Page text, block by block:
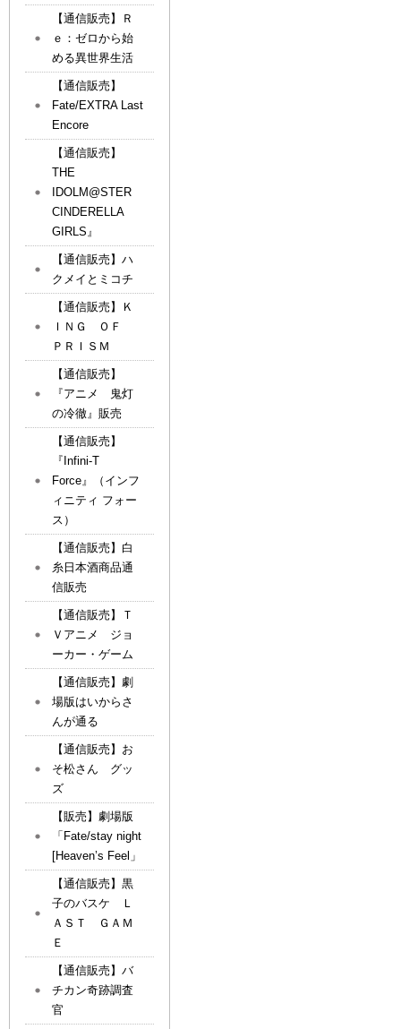
【通信販売】Ｒ
ｅ：ゼロから始
める異世界生活
【通信販売】
Fate/EXTRA Last
Encore
【通信販売】
THE
IDOLM@STER
CINDERELLA
GIRLS』
【通信販売】ハ
クメイとミコチ
【通信販売】Ｋ
ＩＮＧ ＯＦ
ＰＲＩＳＭ
【通信販売】
『アニメ 鬼灯
の冷徹』販売
【通信販売】
『Infini-T
Force』（インフ
ィニティ フォー
ス）
【通信販売】白
糸日本酒商品通
信販売
【通信販売】Ｔ
Ｖアニメ ジョ
ーカー・ゲーム
【通信販売】劇
場版はいからさ
んが通る
【通信販売】お
そ松さん グッ
ズ
【販売】劇場版
「Fate/stay night
[Heaven’s Feel」
【通信販売】黒
子のバスケ Ｌ
ＡＳＴ ＧＡＭ
Ｅ
【通信販売】バ
チカン奇跡調査
官